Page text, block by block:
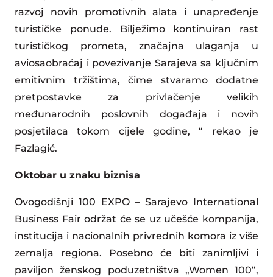
razvoj novih promotivnih alata i unapređenje
turističke ponude. Bilježimo kontinuiran rast
turističkog prometa, značajna ulaganja u
aviosaobraćaj i povezivanje Sarajeva sa ključnim
emitivnim tržištima, čime stvaramo dodatne
pretpostavke za privlačenje velikih
međunarodnih poslovnih događaja i novih
posjetilaca tokom cijele godine, “ rekao je
Fazlagić.
Oktobar u znaku biznisa
Ovogodišnji 100 EXPO – Sarajevo International
Business Fair održat će se uz učešće kompanija,
institucija i nacionalnih privrednih komora iz više
zemalja regiona. Posebno će biti zanimljivi i
paviljon ženskog poduzetništva „Women 100“,